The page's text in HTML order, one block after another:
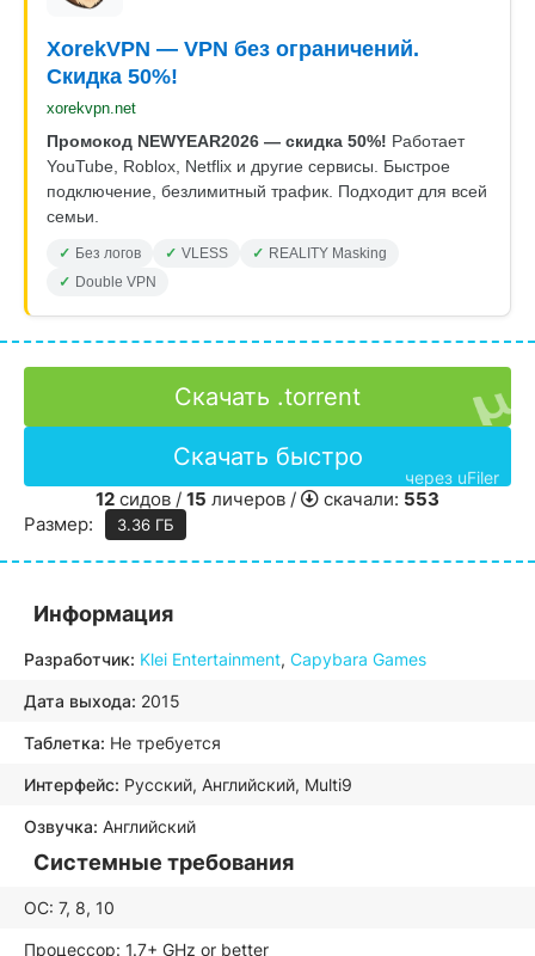
XorekVPN — VPN без ограничений.
Скидка 50%!
xorekvpn.net
Промокод NEWYEAR2026 — скидка 50%! Работает
YouTube, Roblox, Netflix и другие сервисы. Быстрое
подключение, безлимитный трафик. Подходит для всей
семьи.
Без логов VLESS
REALITY Masking
Double VPN
Скачать .torrent
Скачать быстро
через uFiler
12 сидов / 15 личеров / скачали: 553
Размер:
3.36 ГБ
Информация
Разработчик: Klei Entertainment, Capybara Games
Дата выхода: 2015
Таблетка: Не требуется
Интерфейс: Русский, Английский, Multi9
Озвучка: Английский
Системные требования
ОС: 7, 8, 10
Процессор: 1.7+ GHz or better